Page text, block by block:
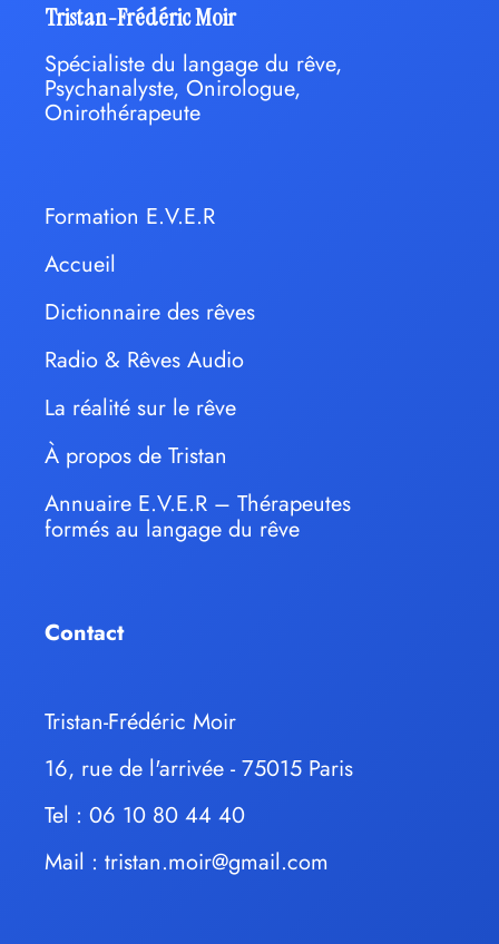
Tristan-Frédéric Moir
Spécialiste du langage du rêve,
Psychanalyste, Onirologue,
Onirothérapeute
Formation E.V.E.R
Accueil
Dictionnaire des rêves
Radio & Rêves Audio
La réalité sur le rêve
À propos de Tristan
Annuaire E.V.E.R – Thérapeutes
formés au langage du rêve
Contact
Tristan-Frédéric Moir
16, rue de l'arrivée - 75015 Paris
Tel : 06 10 80 44 40
Mail : tristan.moir@gmail.com